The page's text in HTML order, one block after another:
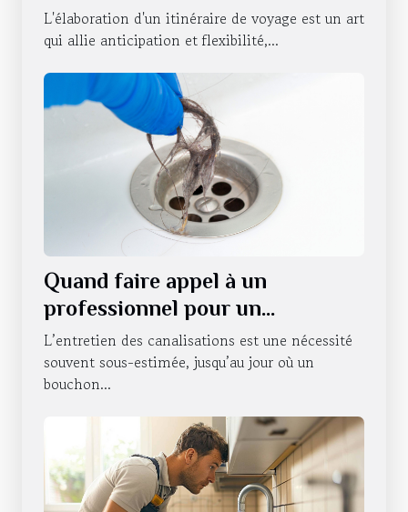
expérience
L'élaboration d'un itinéraire de voyage est un art
qui allie anticipation et flexibilité,...
Quand faire appel à un
professionnel pour un
débouchage de canalisations à
Strasbourg ?
L’entretien des canalisations est une nécessité
souvent sous-estimée, jusqu’au jour où un
bouchon...